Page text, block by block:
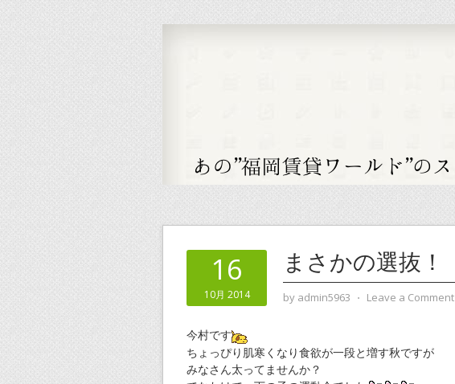
16
10月 2014
まさかの選抜！
by admin5963 ⋅ Leave a Comment
今村です
ちょっぴり肌寒くなり食欲が一段と増す秋ですが
みなさん太ってませんか？